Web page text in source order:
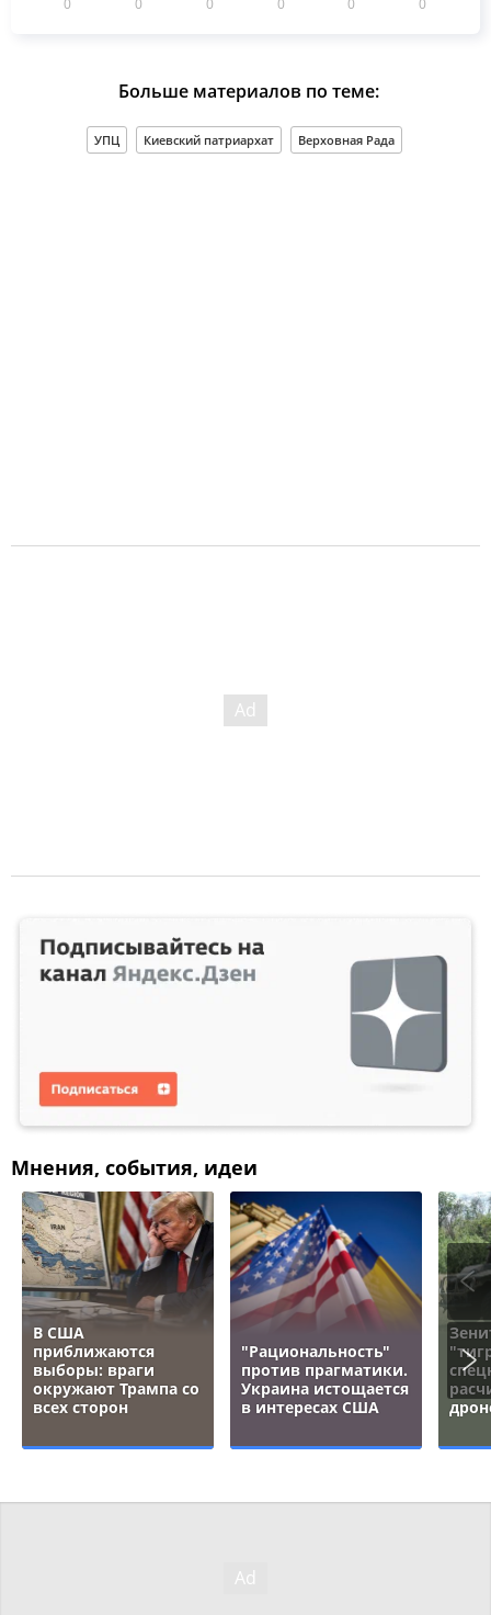
0 0 0 0 0 0
Больше материалов по теме:
УПЦ Киевский патриархат Верховная Рада
Мнения, события, идеи
В США
приближаются
выборы: враги
окружают Трампа со
всех сторон
"Рациональность"
против прагматики.
Украина истощается
в интересах США